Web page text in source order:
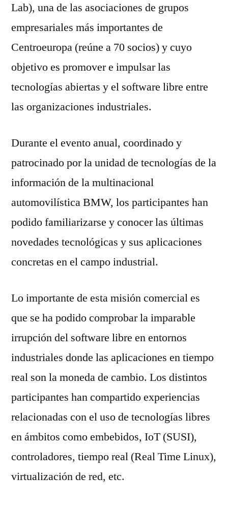
Lab), una de las asociaciones de grupos
empresariales más importantes de
Centroeuropa (reúne a 70 socios) y cuyo
objetivo es promover e impulsar las
tecnologías abiertas y el software libre entre
las organizaciones industriales.
Durante el evento anual, coordinado y
patrocinado por la unidad de tecnologías de la
información de la multinacional
automovilística BMW, los participantes han
podido familiarizarse y conocer las últimas
novedades tecnológicas y sus aplicaciones
concretas en el campo industrial.
Lo importante de esta misión comercial es
que se ha podido comprobar la imparable
irrupción del software libre en entornos
industriales donde las aplicaciones en tiempo
real son la moneda de cambio. Los distintos
participantes han compartido experiencias
relacionadas con el uso de tecnologías libres
en ámbitos como embebidos, IoT (SUSI),
controladores, tiempo real (Real Time Linux),
virtualización de red, etc.